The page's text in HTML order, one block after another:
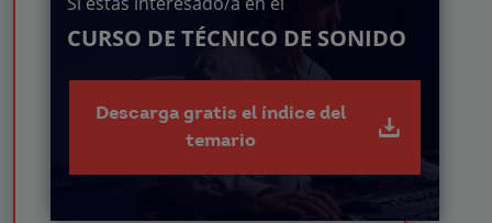
CURSO DE TÉCNICO DE SONIDO
Descarga gratis el índice del
temario